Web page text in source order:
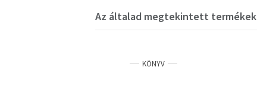
Az általad megtekintett termékek
KÖNYV